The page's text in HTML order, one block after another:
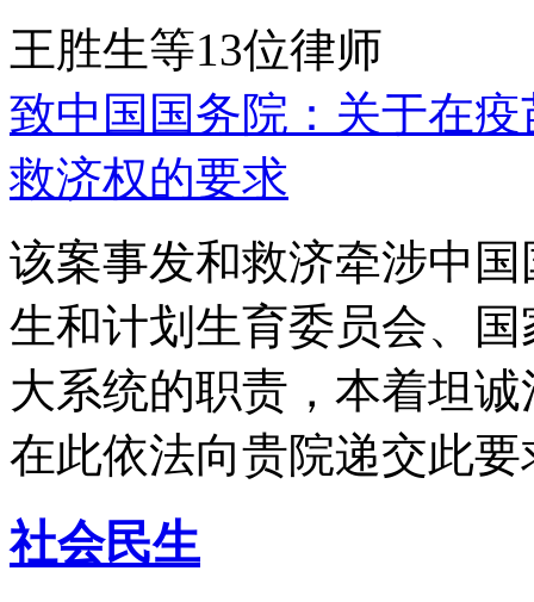
王胜生等13位律师
致中国国务院：关于在
救济权的要求
该案事发和救济牵涉中
生和计划生育委员会、
大系统的职责，本着坦
在此依法向贵院递交此要
社会民生